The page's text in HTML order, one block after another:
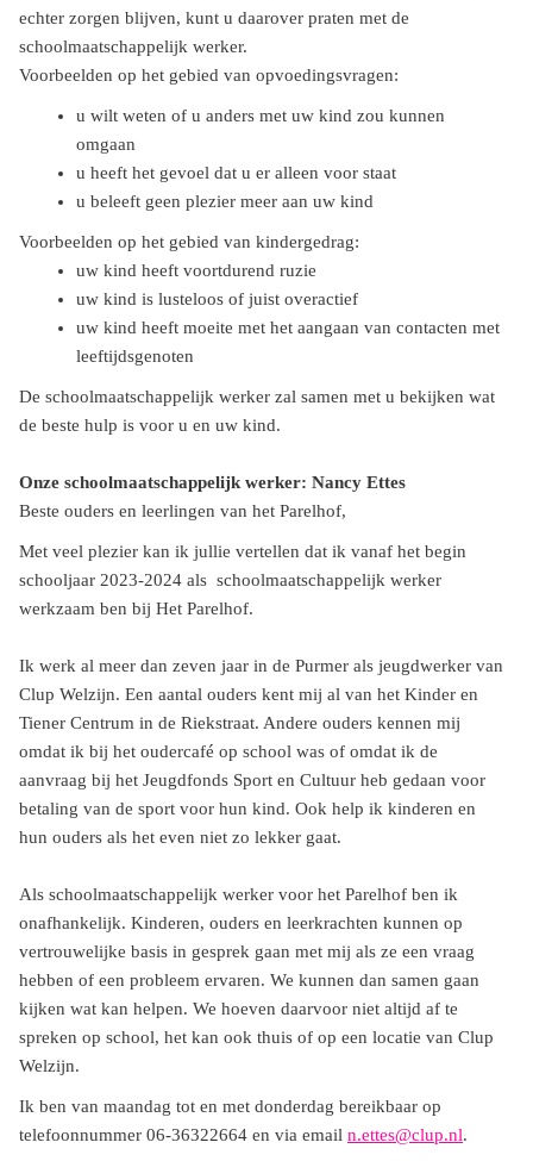
echter zorgen blijven, kunt u daarover praten met de
schoolmaatschappelijk werker.
Voorbeelden op het gebied van opvoedingsvragen:
u wilt weten of u anders met uw kind zou kunnen
omgaan
u heeft het gevoel dat u er alleen voor staat
u beleeft geen plezier meer aan uw kind
Voorbeelden op het gebied van kindergedrag:
uw kind heeft voortdurend ruzie
uw kind is lusteloos of juist overactief
uw kind heeft moeite met het aangaan van contacten met
leeftijdsgenoten
De schoolmaatschappelijk werker zal samen met u bekijken wat
de beste hulp is voor u en uw kind.
Onze schoolmaatschappelijk werker: Nancy Ettes
Beste ouders en leerlingen van het Parelhof,
Met veel plezier kan ik jullie vertellen dat ik vanaf het begin
schooljaar 2023-2024 als schoolmaatschappelijk werker
werkzaam ben bij Het Parelhof.
Ik werk al meer dan zeven jaar in de Purmer als jeugdwerker van
Clup Welzijn. Een aantal ouders kent mij al van het Kinder en
Tiener Centrum in de Riekstraat. Andere ouders kennen mij
omdat ik bij het oudercafé op school was of omdat ik de
aanvraag bij het Jeugdfonds Sport en Cultuur heb gedaan voor
betaling van de sport voor hun kind. Ook help ik kinderen en
hun ouders als het even niet zo lekker gaat.
Als schoolmaatschappelijk werker voor het Parelhof ben ik
onafhankelijk. Kinderen, ouders en leerkrachten kunnen op
vertrouwelijke basis in gesprek gaan met mij als ze een vraag
hebben of een probleem ervaren. We kunnen dan samen gaan
kijken wat kan helpen. We hoeven daarvoor niet altijd af te
spreken op school, het kan ook thuis of op een locatie van Clup
Welzijn.
Ik ben van maandag tot en met donderdag bereikbaar op
telefoonnummer 06-36322664 en via email n.ettes@clup.nl.